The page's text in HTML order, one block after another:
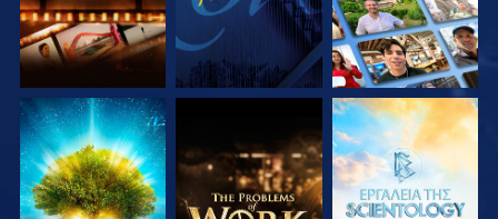
ΕΞΕΡΕΥΝΗΣΤΕ ΤΗ
ΣΕΙΡΑ
ΕΞΕΡΕΥΝΗΣΤΕ ΤΗ
ΣΕΙΡΑ
ΕΞΕΡΕΥΝΗΣΤΕ ΤΗ
ΣΕΙΡΑ